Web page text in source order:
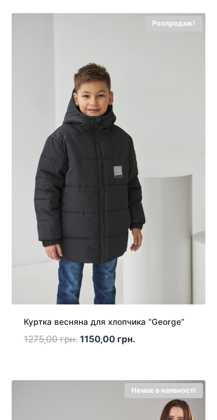
Розпродаж!
Куртка весняна для хлопчика “George”
1275,00грн. Оригінальна
1150,00 грн.Поточна
Немає в наявності